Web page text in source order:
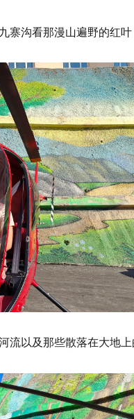
沟看那漫山遍野的红
以及那些散落在大地上